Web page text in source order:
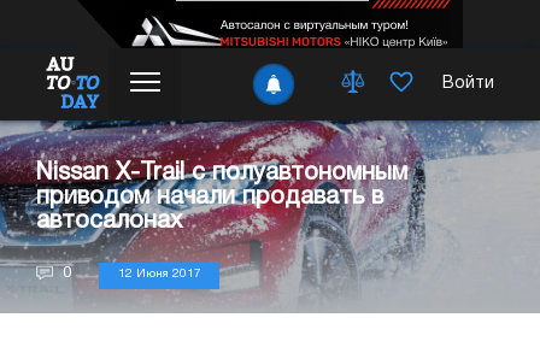
Войти
Nissan X-Trail с полуавтономным
приводом начали продавать в
автосалонах
0 12 Июня 2017